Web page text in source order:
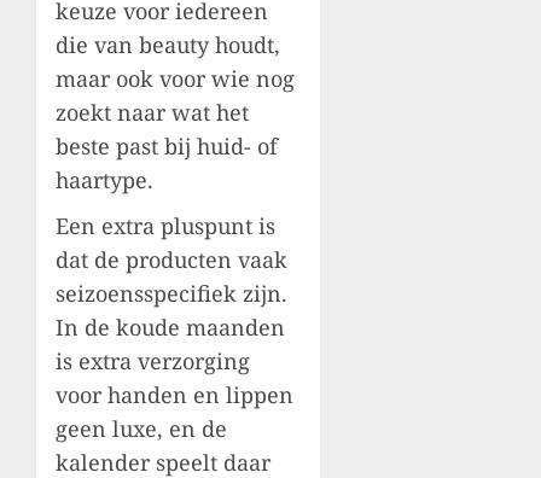
keuze voor iedereen
die van beauty houdt,
maar ook voor wie nog
zoekt naar wat het
beste past bij huid- of
haartype.
Een extra pluspunt is
dat de producten vaak
seizoensspecifiek zijn.
In de koude maanden
is extra verzorging
voor handen en lippen
geen luxe, en de
kalender speelt daar